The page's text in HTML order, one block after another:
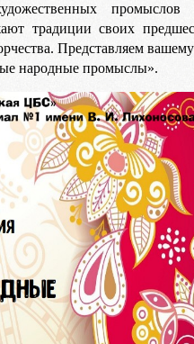
промыслов
традиции своих
Представляем
народные промыслы».